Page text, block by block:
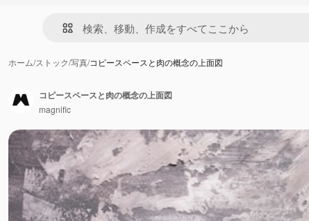
ホーム/ストック/写真/コピースペースと肉の概念の上面図
コピースペースと肉の概念の上面図
magnific